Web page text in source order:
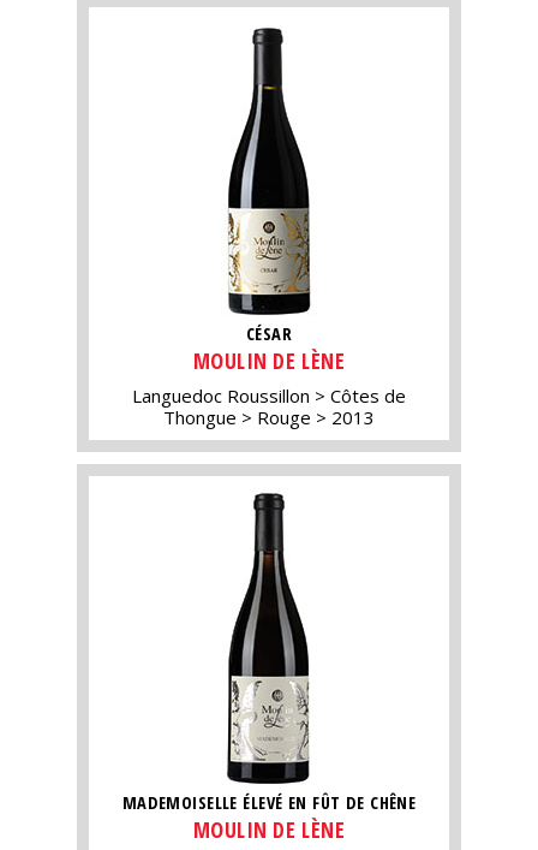
CÉSAR
MOULIN DE LÈNE
Languedoc Roussillon
Côtes de
Thongue
Rouge 2013
MADEMOISELLE ÉLEVÉ EN FÛT DE CHÊNE
MOULIN DE LÈNE